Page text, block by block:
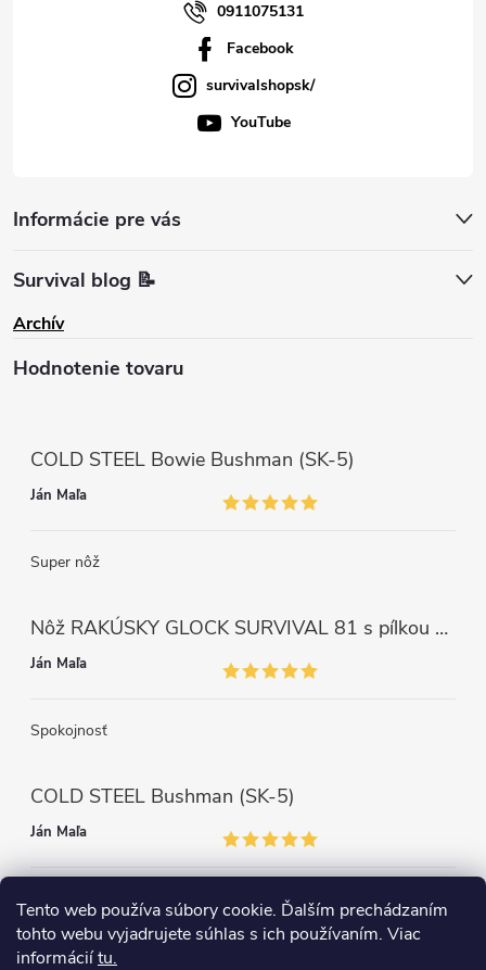
Tento web používa súbory cookie. Ďalším prechádzaním
tohto webu vyjadrujete súhlas s ich používaním. Viac
informáciítu.
0911075131
Facebook
survivalshopsk/
YouTube
Informácie pre vás
Survival blog 📝
Archív
Hodnotenie tovaru
COLD STEEL Bowie Bushman (SK-5)
Ján Maľa
Super nôž
Nôž RAKÚSKY GLOCK SURVIVAL 81 s pílkou ZELENÝ
Ján Maľa
Spokojnosť
COLD STEEL Bushman (SK-5)
Ján Maľa
Môžem len povedať super,super a super nôž